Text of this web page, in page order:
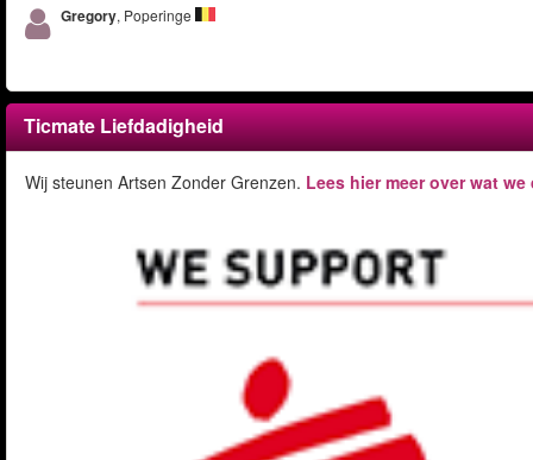
Gregory, Poperinge
Ticmate Liefdadigheid
Wij steunen Artsen Zonder Grenzen. Lees hier meer over wat we